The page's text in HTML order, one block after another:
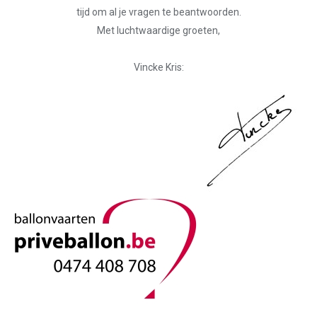
tijd om al je vragen te beantwoorden.
Met luchtwaardige groeten,
Vincke Kris: